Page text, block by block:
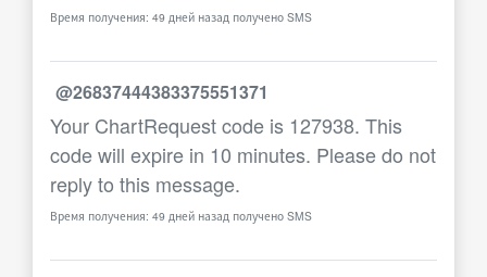
Время получения: 49 дней назад получено SMS
@26837444383375551371
Your ChartRequest code is 127938. This
code will expire in 10 minutes. Please do not
reply to this message.
Время получения: 49 дней назад получено SMS